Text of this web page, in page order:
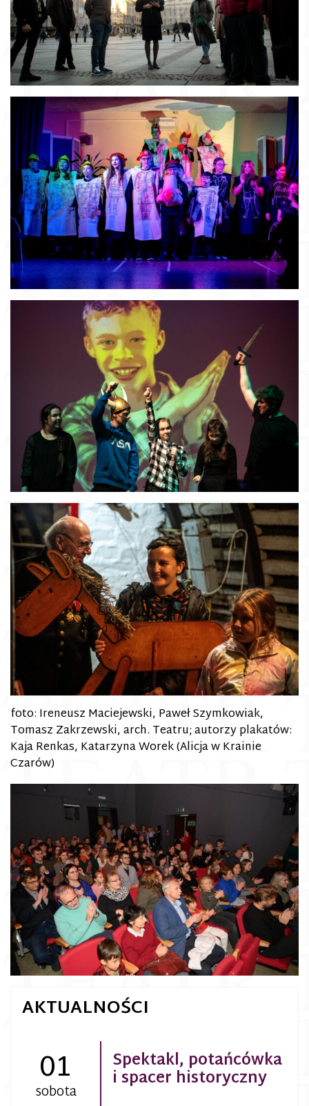
foto: Ireneusz Maciejewski, Paweł Szymkowiak,
Tomasz Zakrzewski, arch. Teatru; autorzy plakatów:
Kaja Renkas, Katarzyna Worek (Alicja w Krainie
Czarów)
AKTUALNOŚCI
01
sobota
Spektakl, potańcówka
i spacer historyczny